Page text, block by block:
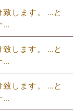
します。 …と
…
します。 …と
…
します。 …と
…